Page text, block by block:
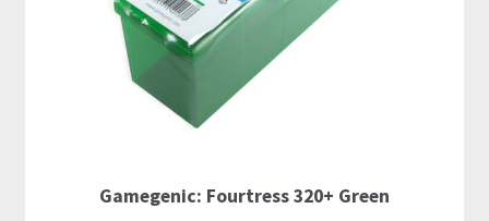
Gamegenic: Fourtress 320+ Green